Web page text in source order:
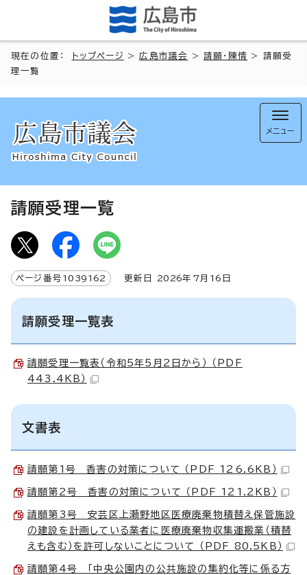
現在の位置： トップページ >広島市議会 >請願・陳情 > 請願受
理一覧
メニュー
請願受理一覧
ページ番号 1039162 更新日 2026年7月 16 日
請願受理一覧表
請願受理一覧表（令和5年5月2日から） （PDF
443.4KB）
文書表
請願第1号 香害の対策について （PDF 126.6KB）
請願第2号 香害の対策について （PDF 121.2KB）
請願第3号 安芸区上瀬野地区医療廃棄物積替え保管施設
の建設を計画している業者に医療廃棄物収集運搬業（積替
えも含む）を許可しないことについて （PDF 80.5KB）
請願第4号 「中央公園内の公共施設の集約化等に係る方